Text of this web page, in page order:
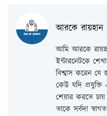
আরকে রায়হান
আমি আরকে
ইন্টারনেটকে
বিশ্বাস করেন যে
কেউ যদি
শেয়ার করতে
তাকে সর্বদা